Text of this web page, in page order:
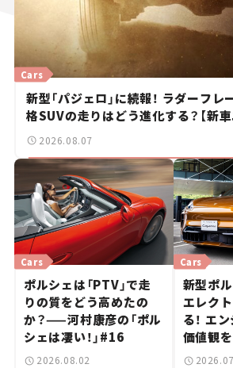
新型「パジェロ」に続報！ ラダーフ
格SUVの走りはどう進化する？【新車
Cars
2026.08.07
ポルシェは「PTV」で走
りの質をどう高めたの
か？——河村康彦の「ポル
シェは凄い！」#16
Cars
2026.08.02
新型ポ
エレク
る！ エ
価値観
ポルシェ
Cars